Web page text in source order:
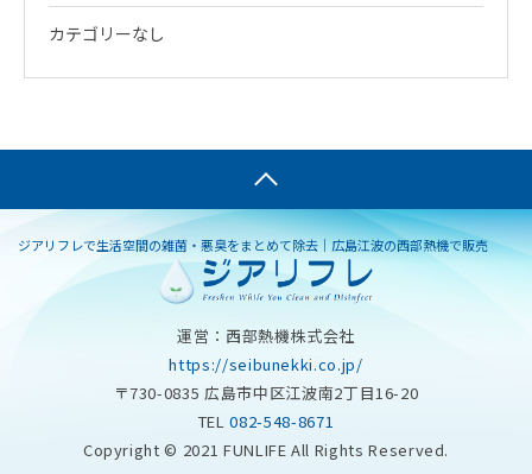
カテゴリーなし
ジアリフレで生活空間の雑菌・悪臭をまとめて除去｜広島江波の西部熱機で販売
運営：西部熱機株式会社
https://seibunekki.co.jp/
〒730-0835 広島市中区江波南2丁目16-20
TEL082-548-8671
Copyright © 2021 FUNLIFE All Rights Reserved.